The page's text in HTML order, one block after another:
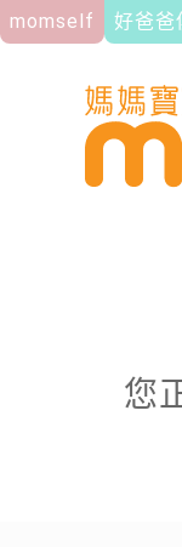
momself 好爸爸
您